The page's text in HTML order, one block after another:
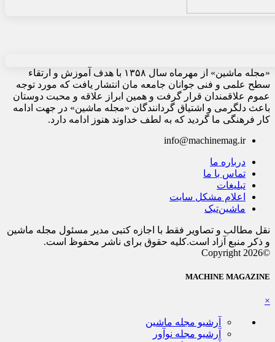
«مجله ماشین» از مهرماه سال ۱۳۵۸ با هدف آموزش و ارتقاء
سطح علمی و فنی جوانان جامعه مان انتشار یافت که مورد توجه
عموم علاقمندان قرار گرفت و همین ابراز علاقه و محبت دوستان
باعث دلگرمی و اشتیاق گردانندگان «مجله ماشین» در جهت ادامه
کار فرهنگی ما گردید که به لطف خداوند هنوز ادامه دارد.
info@machinemag.ir
درباره ما
تماس با ما
تبلیغات
اعلام مشکل سایت
ماشین‌تیک
نقل مطالب و تصاویر فقط با اجازه کتبی مدیر مسئول مجله ماشین
و ذکر منبع آزاد است.کلیه حقوق برای ناشر محفوظ است.
©Copyright 2026
MACHINE MAGAZINE
×
آرشیو مجله ماشین
آرشیو مجله نوآور